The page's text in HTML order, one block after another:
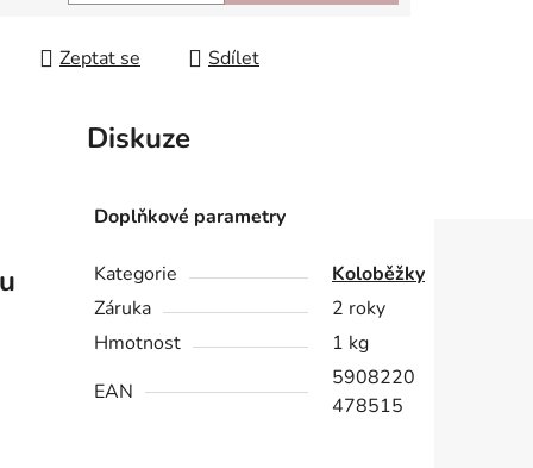
Zeptat se
Sdílet
Diskuze
Doplňkové parametry
Kategorie
Koloběžky
Záruka
2 roky
Hmotnost
1 kg
EAN
5908220
478515